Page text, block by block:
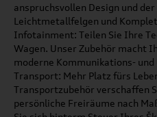
anspruchsvollen Design und
Leichtmetallfelgen und
Infotainment: Teilen Sie Ihre
Wagen. Unser Zubehör macht
moderne Kommunikations-
Transport: Mehr Platz fürs
Transportzubehör verschaffen
persönliche Freiräume nach